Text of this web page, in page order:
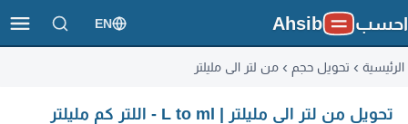
احسب Ahsib
EN
الرئيسية تحويل حجم من لتر الى مليلتر
تحويل من لتر الى مليلتر | L to ml - اللتر كم مليلتر